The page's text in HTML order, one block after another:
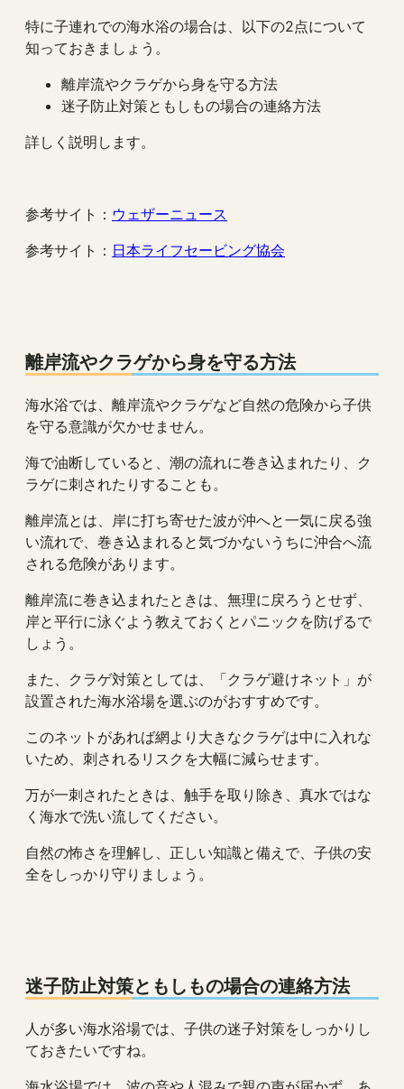
特に子連れでの海水浴の場合は、以下の2点について
知っておきましょう。
離岸流やクラゲから身を守る方法
迷子防止対策ともしもの場合の連絡方法
詳しく説明します。
参考サイト： ウェザーニュース
参考サイト： 日本ライフセービング協会
離岸流やクラゲから身を守る方法
海水浴では、離岸流やクラゲなど自然の危険から子供
を守る意識が欠かせません。
海で油断していると、潮の流れに巻き込まれたり、ク
ラゲに刺されたりすることも。
離岸流とは、岸に打ち寄せた波が沖へと一気に戻る強
い流れで、巻き込まれると気づかないうちに沖合へ流
される危険があります。
離岸流に巻き込まれたときは、無理に戻ろうとせず、
岸と平行に泳ぐよう教えておくとパニックを防げるで
しょう。
また、クラゲ対策としては、「クラゲ避けネット」が
設置された海水浴場を選ぶのがおすすめです。
このネットがあれば網より大きなクラゲは中に入れな
いため、刺されるリスクを大幅に減らせます。
万が一刺されたときは、触手を取り除き、真水ではな
く海水で洗い流してください。
自然の怖さを理解し、正しい知識と備えで、子供の安
全をしっかり守りましょう。
迷子防止対策ともしもの場合の連絡方法
人が多い海水浴場では、子供の迷子対策をしっかりし
ておきたいですね。